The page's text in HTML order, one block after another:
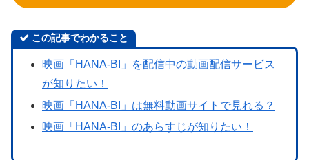
この記事でわかること
映画「HANA-BI」を配信中の動画配信サービス
が知りたい！
映画「HANA-BI」は無料動画サイトで見れる？
映画「HANA-BI」のあらすじが知りたい！